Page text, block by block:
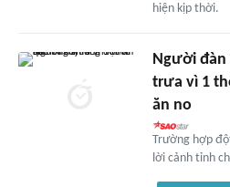
hiện kịp thời.
Người
trưa vì 1
ăn no
Trường hợp
lời cảnh tỉnh